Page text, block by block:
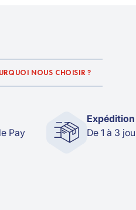
NOUS CHOISIR ?
Pay
De 1 à 3